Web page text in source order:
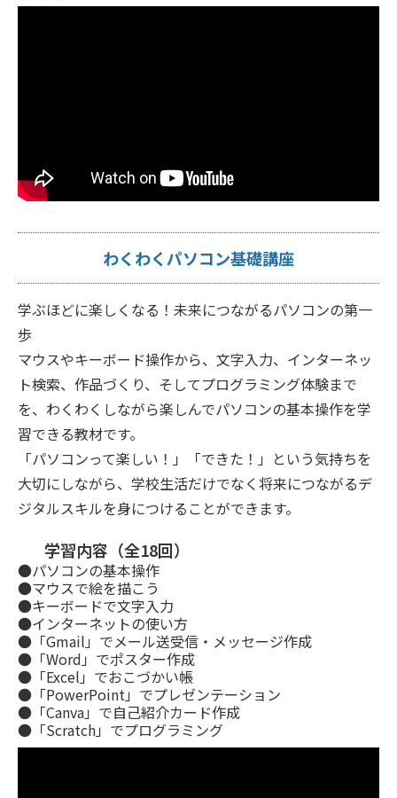
わくわくパソコン基礎講座
学ぶほどに楽しくなる！未来につながるパソコンの第一
歩
マウスやキーボード操作から、文字入力、インターネッ
ト検索、作品づくり、そしてプログラミング体験まで
を、わくわくしながら楽しんでパソコンの基本操作を学
習できる教材です。
「パソコンって楽しい！」「できた！」という気持ちを
大切にしながら、学校生活だけでなく将来につながるデ
ジタルスキルを身につけることができます。
学習内容（全18回）
●パソコンの基本操作
●マウスで絵を描こう
●キーボードで文字入力
●インターネットの使い方
●「Gmail」でメール送受信・メッセージ作成
●「Word」でポスター作成
●「Excel」でおこづかい帳
●「PowerPoint」でプレゼンテーション
●「Canva」で自己紹介カード作成
●「Scratch」でプログラミング